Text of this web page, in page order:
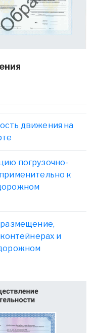
движения на
погрузочно-
к
размещение,
и